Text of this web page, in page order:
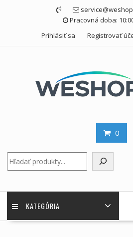
Pracovná doba:
Prihlásiť sa
Registrovať
0
KATEGÓRIA